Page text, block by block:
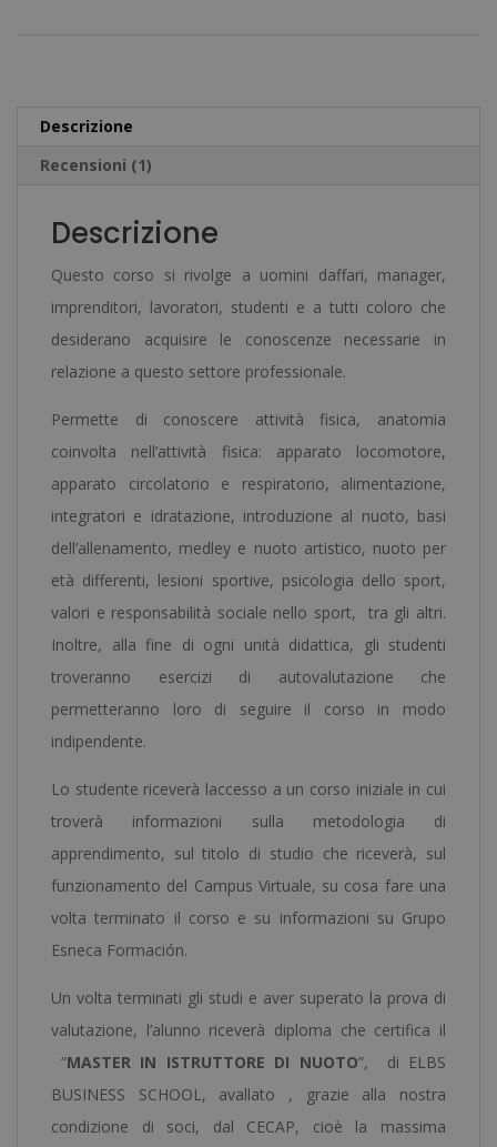
Diploma
Certificato
Notaio
Europeo
quantità
e
Descrizione
Recensioni (1)
Descrizione
Questo corso si rivolge a uomini daffari, manager,
imprenditori, lavoratori, studenti e a tutti coloro che
desiderano acquisire le conoscenze necessarie in
relazione a questo settore professionale.
Permette di conoscere attività fisica, anatomia
coinvolta nell’attività fisica: apparato locomotore,
apparato circolatorio e respiratorio, alimentazione,
integratori e idratazione, introduzione al nuoto, basi
dell’allenamento, medley e nuoto artistico, nuoto per
età differenti, lesioni sportive, psicologia dello sport,
valori e responsabilità sociale nello sport, tra gli altri.
Inoltre, alla fine di ogni unità didattica, gli studenti
troveranno esercizi di autovalutazione che
permetteranno loro di seguire il corso in modo
indipendente.
Lo studente riceverà laccesso a un corso iniziale in cui
troverà informazioni sulla metodologia di
apprendimento, sul titolo di studio che riceverà, sul
funzionamento del Campus Virtuale, su cosa fare una
volta terminato il corso e su informazioni su Grupo
Esneca Formación.
Un volta terminati gli studi e aver superato la prova di
valutazione, l’alunno riceverà diploma che certifica il
“MASTER IN ISTRUTTORE DI NUOTO”, di ELBS
BUSINESS SCHOOL, avallato , grazie alla nostra
condizione di soci, dal CECAP, cioè la massima